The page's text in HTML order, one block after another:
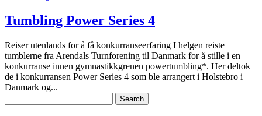
Tumbling Power Series 4
Reiser utenlands for å få konkurranseerfaring I helgen reiste
tumblerne fra Arendals Turnforening til Danmark for å stille i en
konkurranse innen gymnastikkgrenen powertumbling*. Her deltok
de i konkurransen Power Series 4 som ble arrangert i Holstebro i
Danmark og...
for: